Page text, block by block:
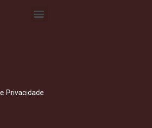
Menu
Privacidade